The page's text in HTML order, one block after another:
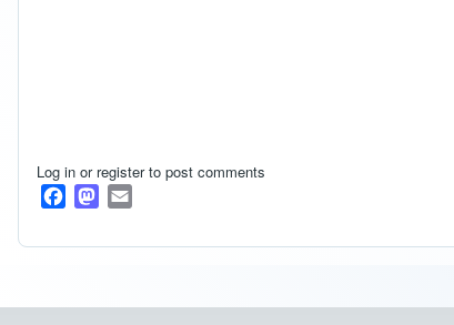
Log in or registerto post comments
F
c
o
M
s
d
a